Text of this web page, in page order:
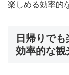
楽しめる効率的
日帰りで
効率的な観